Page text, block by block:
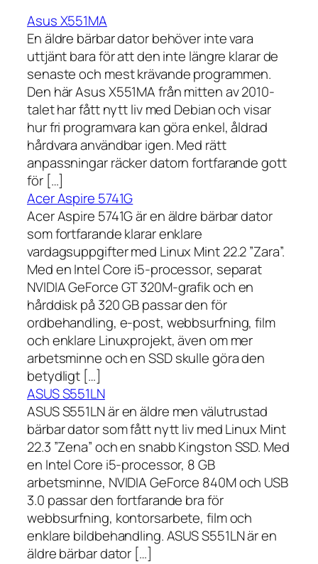
Asus X551MA
En äldre bärbar dator behöver inte vara
uttjänt bara för att den inte längre klarar de
senaste och mest krävande programmen.
Den här Asus X551MA från mitten av 2010-
talet har fått nytt liv med Debian och visar
hur fri programvara kan göra enkel, åldrad
hårdvara användbar igen. Med rätt
anpassningar räcker datorn fortfarande gott
för […]
Acer Aspire 5741G
Acer Aspire 5741G är en äldre bärbar dator
som fortfarande klarar enklare
vardagsuppgifter med Linux Mint 22.2 ”Zara”.
Med en Intel Core i5-processor, separat
NVIDIA GeForce GT 320M-grafik och en
hårddisk på 320 GB passar den för
ordbehandling, e-post, webbsurfning, film
och enklare Linuxprojekt, även om mer
arbetsminne och en SSD skulle göra den
betydligt […]
ASUS S551LN
ASUS S551LN är en äldre men välutrustad
bärbar dator som fått nytt liv med Linux Mint
22.3 ”Zena” och en snabb Kingston SSD. Med
en Intel Core i5-processor, 8 GB
arbetsminne, NVIDIA GeForce 840M och USB
3.0 passar den fortfarande bra för
webbsurfning, kontorsarbete, film och
enklare bildbehandling. ASUS S551LN är en
äldre bärbar dator […]